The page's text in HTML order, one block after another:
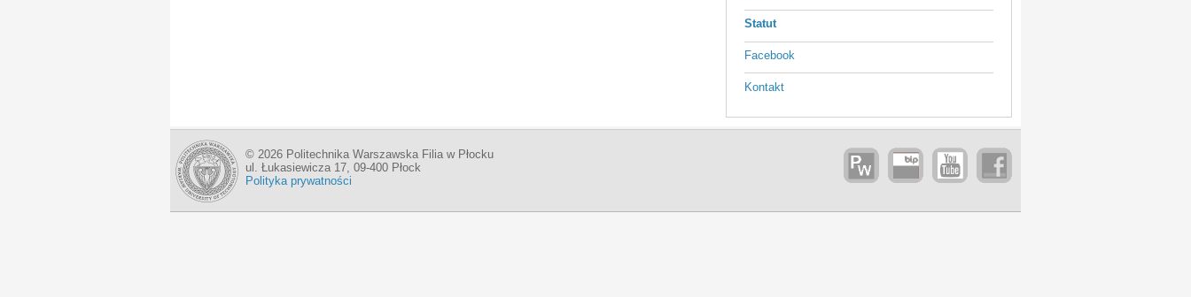
Statut
Facebook
Kontakt
© 2026 Politechnika Warszawska Filia w Płocku
ul. Łukasiewicza 17, 09-400 Płock
Polityka prywatności